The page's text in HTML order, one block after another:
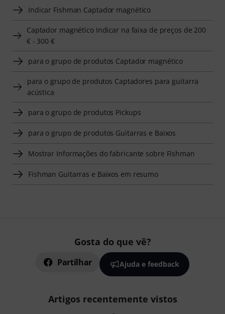
Indicar Fishman Captador magnético
Captador magnético Indicar na faixa de preços de 200
€ - 300 €
para o grupo de produtos Captador magnético
para o grupo de produtos Captadores para guitarra
acústica
para o grupo de produtos Pickups
para o grupo de produtos Guitarras e Baixos
Mostrar Informações do fabricante sobre Fishman
Fishman Guitarras e Baixos em resumo
Gosta do que vê?
Partilhar Ajuda e feedback
Artigos recentemente vistos